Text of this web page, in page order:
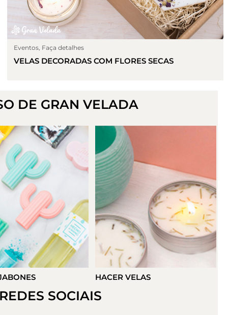
Eventos Faça detalhes
VELAS DECORADAS COM FLORES SECAS
DE GRAN VELADA
HACER DETALLES
SOCIAIS